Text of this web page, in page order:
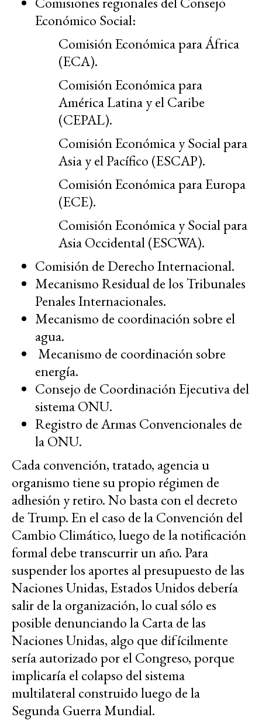
Económico Social:
Comisión Económica para África
(ECA).
Comisión Económica para
América Latina y el Caribe
(CEPAL).
Comisión Económica y Social para
Asia y el Pacífico (ESCAP).
Comisión Económica para Europa
(ECE).
Comisión Económica y Social para
Asia Occidental (ESCWA).
Comisión de Derecho Internacional.
Mecanismo Residual de los Tribunales
Penales Internacionales.
Mecanismo de coordinación sobre el
agua.
Mecanismo de coordinación sobre
energía.
Consejo de Coordinación Ejecutiva del
sistema ONU.
Registro de Armas Convencionales de
la ONU.
Cada convención, tratado, agencia u
organismo tiene su propio régimen de
adhesión y retiro. No basta con el decreto
de Trump. En el caso de la Convención del
Cambio Climático, luego de la notificación
formal debe transcurrir un año. Para
suspender los aportes al presupuesto de las
Naciones Unidas, Estados Unidos debería
salir de la organización, lo cual sólo es
posible denunciando la Carta de las
Naciones Unidas, algo que difícilmente
sería autorizado por el Congreso, porque
implicaría el colapso del sistema
multilateral construido luego de la
Segunda Guerra Mundial.